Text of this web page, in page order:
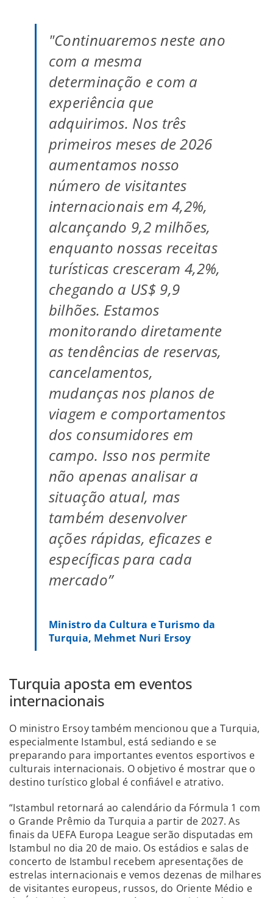
"Continuaremos neste ano
com a mesma
determinação e com a
experiência que
adquirimos. Nos três
primeiros meses de 2026
aumentamos nosso
número de visitantes
internacionais em 4,2%,
alcançando 9,2 milhões,
enquanto nossas receitas
turísticas cresceram 4,2%,
chegando a US$ 9,9
bilhões. Estamos
monitorando diretamente
as tendências de reservas,
cancelamentos,
mudanças nos planos de
viagem e comportamentos
dos consumidores em
campo. Isso nos permite
não apenas analisar a
situação atual, mas
também desenvolver
ações rápidas, eficazes e
específicas para cada
mercado”
Ministro da Cultura e Turismo da
Turquia, Mehmet Nuri Ersoy
Turquia aposta em eventos
internacionais
O ministro Ersoy também mencionou que a Turquia,
especialmente Istambul, está sediando e se
preparando para importantes eventos esportivos e
culturais internacionais. O objetivo é mostrar que o
destino turístico global é confiável e atrativo.
“Istambul retornará ao calendário da Fórmula 1 com
o Grande Prêmio da Turquia a partir de 2027. As
finais da UEFA Europa League serão disputadas em
Istambul no dia 20 de maio. Os estádios e salas de
concerto de Istambul recebem apresentações de
estrelas internacionais e vemos dezenas de milhares
de visitantes europeus, russos, do Oriente Médio e